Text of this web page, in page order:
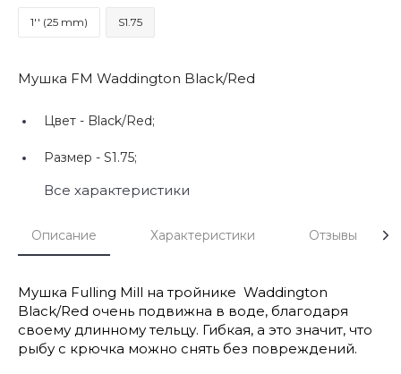
1'' (25 mm) S1.75
Мушка FM Waddington Black/Red
Цвет - Black/Red;
Размер - S1.75;
Все характеристики
Описание Характеристики Отзывы
Мушка Fulling Mill на тройнике Waddington
Black/Red очень подвижна в воде, благодаря
своему длинному тельцу. Гибкая, а это значит, что
рыбу с крючка можно снять без повреждений.